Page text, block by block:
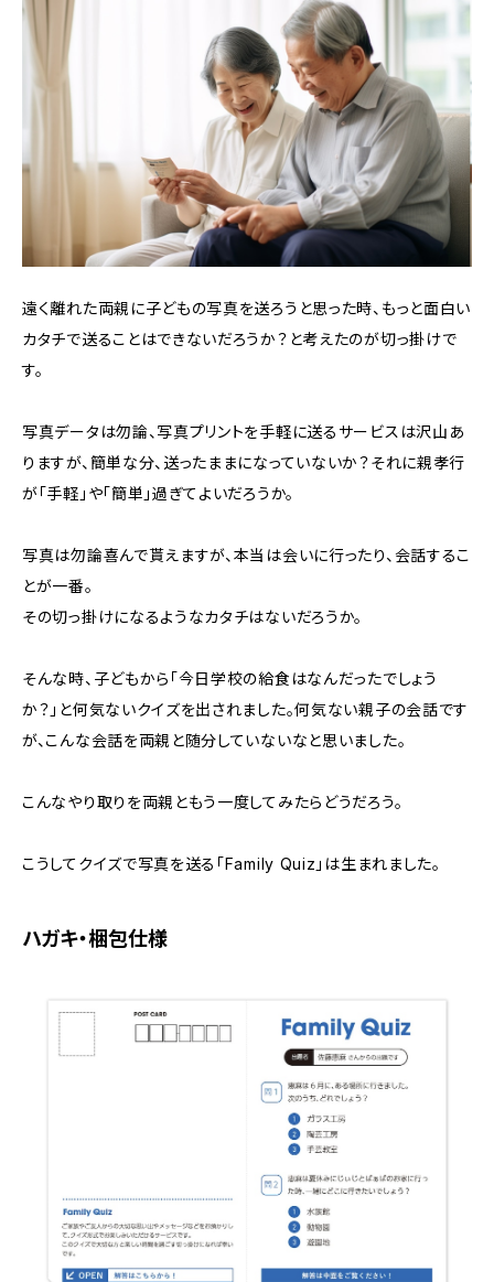
遠く離れた両親に子どもの写真を送ろうと思った時、もっと面白い
カタチで送ることはできないだろうか？と考えたのが切っ掛けで
す。
写真データは勿論、写真プリントを手軽に送るサービスは沢山あ
りますが、簡単な分、送ったままになっていないか？それに親孝行
が「手軽」や「簡単」過ぎてよいだろうか。
写真は勿論喜んで貰えますが、本当は会いに行ったり、会話するこ
とが一番。
その切っ掛けになるようなカタチはないだろうか。
そんな時、子どもから「今日学校の給食はなんだったでしょう
か？」と何気ないクイズを出されました。何気ない親子の会話です
が、こんな会話を両親と随分していないなと思いました。
こんなやり取りを両親ともう一度してみたらどうだろう。
こうしてクイズで写真を送る「Family Quiz」は生まれました。
ハガキ・梱包仕様